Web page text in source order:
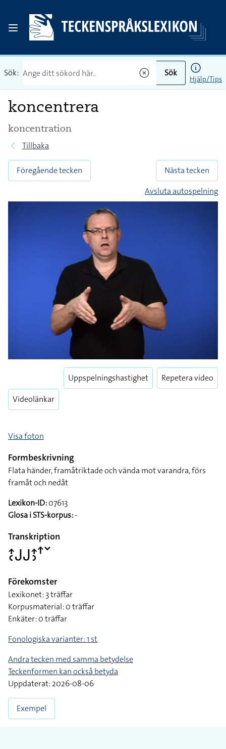
Sök: Sök
Hjälp/Tips
koncentrera
koncentration
Tillbaka
Föregående tecken
Nästa tecken
Avsluta autospelning
Videolänkar
Uppspelningshastighet Repetera video
Visa foton
Formbeskrivning
Flata händer, framåtriktade och vända mot varandra, förs
framåt och nedåt
Lexikon-ID:07613
Glosa i STS-korpus:-
Transkription
􌤴􌥗􌤢􌤢􌤴􌤶􌦃􌥧
Förekomster
Lexikonet: 3 träffar
Korpusmaterial: 0 träffar
Enkäter: 0 träffar
Fonologiska varianter: 1 st
Andra tecken med samma betydelse
Teckenformen kan också betyda
Uppdaterat: 2026-08-06
Exempel